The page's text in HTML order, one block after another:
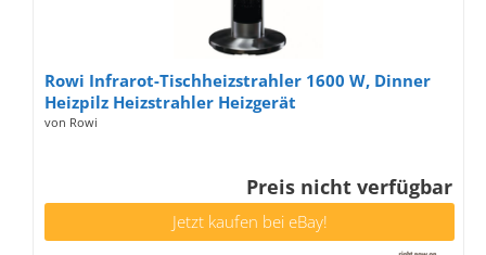
Rowi Infrarot-Tischheizstrahler 1600 W, Dinner
Heizpilz Heizstrahler Heizgerät
von Rowi
Preis nicht verfügbar
Jetzt kaufen bei eBay!